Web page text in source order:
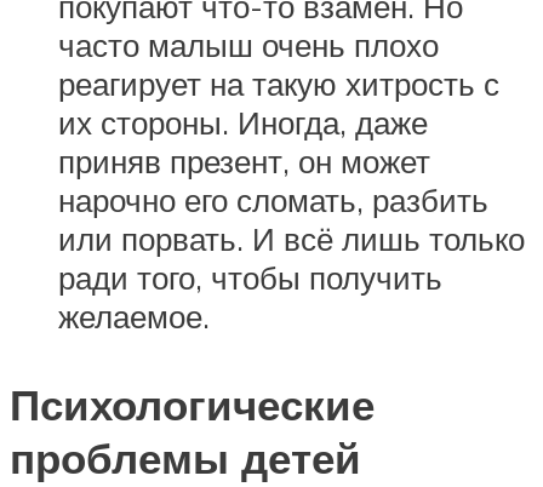
часто малыш очень плохо
реагирует на такую хитрость с
их стороны. Иногда, даже
приняв презент, он может
нарочно его сломать, разбить
или порвать. И всё лишь только
ради того, чтобы получить
желаемое.
Психологические
проблемы детей